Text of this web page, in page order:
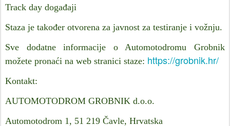
Track day događaji
Staza je također otvorena za javnost za testiranje i vožnju.
Sve dodatne informacije o Automotodromu Grobnik
možete pronaći na web stranici staze: https://grobnik.hr/
Kontakt:
AUTOMOTODROM GROBNIK d.o.o.
Automotodrom 1, 51 219 Čavle, Hrvatska